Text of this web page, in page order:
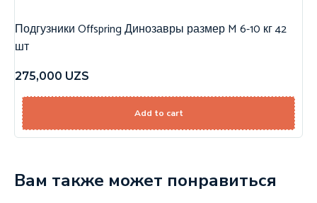
Подгузники Offspring Динозавры размер M 6-10 кг 42
шт
275,000 UZS
Add to cart
Вам также может понравиться